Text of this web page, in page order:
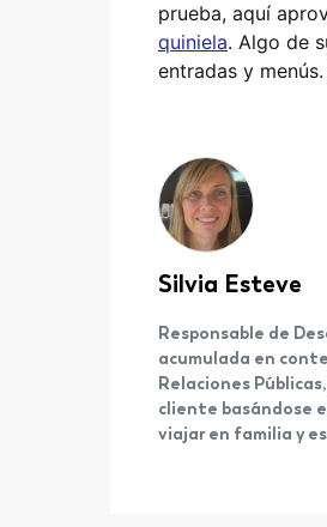
prueba, aquí
quiniela. Algo de
entradas y
Silvia Esteve
Responsable de
acumulada en
Relaciones
cliente basándose
viajar en familia y